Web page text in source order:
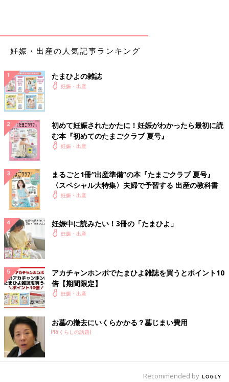
妊娠・出産の人気記事ランキング
たまひよの雑誌
妊娠・出産
初めて妊娠されたかたに！妊娠がわかったら最初に読
む本『初めてのたまごクラブ 夏号』
妊娠・出産
まるごと1冊“出産準備”の本『たまごクラブ 夏号』
〈スペシャル大特集〉夫婦で予習する 出産の教科書
妊娠・出産
妊娠中に読みたい！3冊の「たまひよ」
妊娠・出産
アカチャンホンポでたまひよ雑誌を買うとポイント10
倍【期間限定】
妊娠・出産
お墓の撤去にいくらかかる？墓じまい費用
PR(くらしの話題)
Recommended by